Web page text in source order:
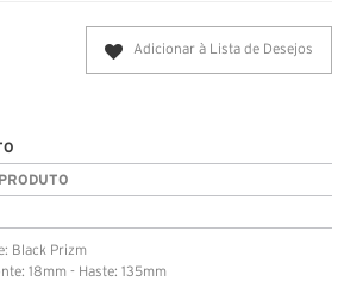
Adicionar à Lista de Desejos
Black Prizm
18mm - Haste: 135mm